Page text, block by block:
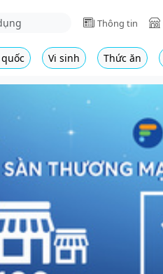
Thông tin
Vi sinh Thức ăn